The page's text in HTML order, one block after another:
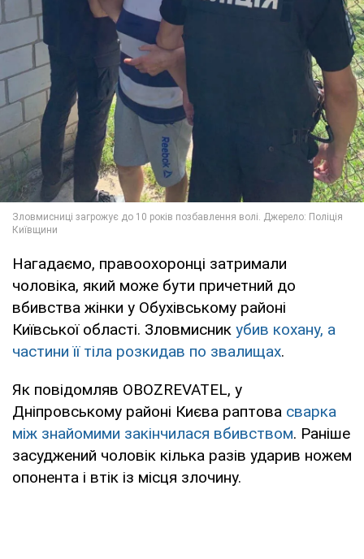
Нагадаємо, правоохоронці затримали
чоловіка, який може бути причетний до
вбивства жінки у Обухівському районі
Київської області. Зловмисник убив кохану, а
частини її тіла розкидав по звалищах.
Як повідомляв OBOZREVATEL, у
Дніпровському районі Києва раптова сварка
між знайомими закінчилася вбивством. Раніше
засуджений чоловік кілька разів ударив ножем
опонента і втік із місця злочину.